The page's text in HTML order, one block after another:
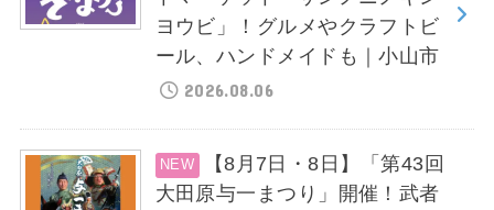
ヨウビ」！グルメやクラフトビ
ール、ハンドメイドも｜小山市
2026.08.06
【8月7日・8日】「第43回
大田原与一まつり」開催！武者